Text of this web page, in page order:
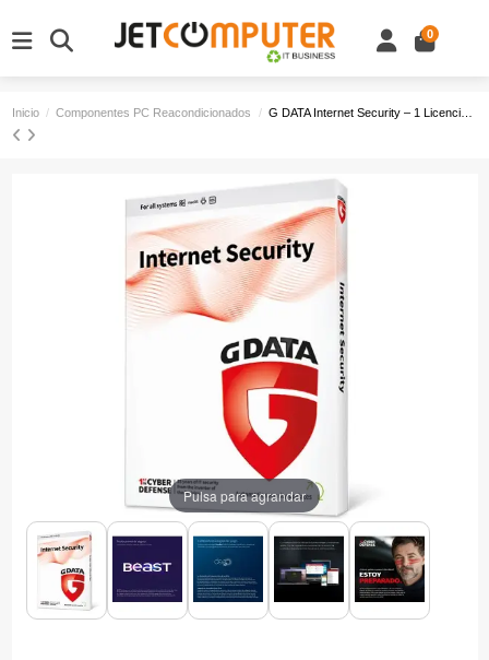
0
Inicio Componentes PC Reacondicionados G DATA Internet Security – 1 Licencia | 3 Dispositivos | 12 Meses
Pulsa para agrandar